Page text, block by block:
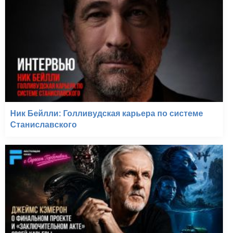
Ник Бейлли: Голливудская карьера по системе
Станиславского